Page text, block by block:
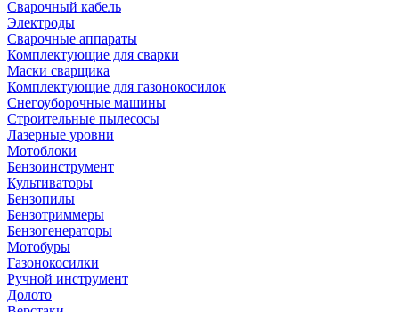
Сварочный кабель
Электроды
Сварочные аппараты
Комплектующие для сварки
Маски сварщика
Комплектующие для газонокосилок
Снегоуборочные машины
Строительные пылесосы
Лазерные уровни
Мотоблоки
Бензоинструмент
Культиваторы
Бензопилы
Бензотриммеры
Бензогенераторы
Мотобуры
Газонокосилки
Ручной инструмент
Долото